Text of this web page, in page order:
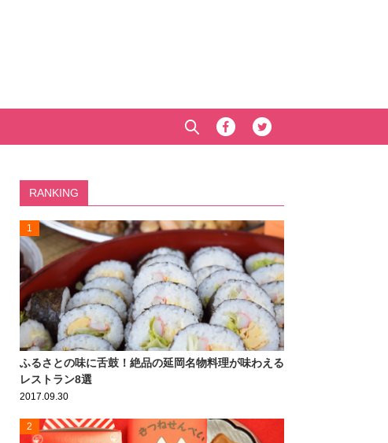
RANKING
1
ふるさとの味に舌鼓！絶品の延岡名物料理が味わえる
レストラン8選
2017.09.30
2